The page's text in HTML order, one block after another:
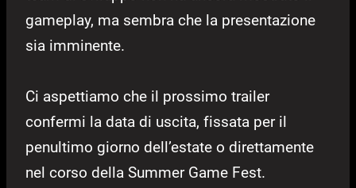
gameplay, ma sembra che la presentazione
sia imminente.
Ci aspettiamo che il prossimo trailer
confermi la data di uscita, fissata per il
penultimo giorno dell’estate o direttamente
nel corso della Summer Game Fest.